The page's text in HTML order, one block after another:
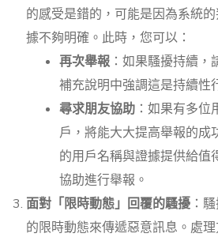
的感受是錯的，可能是因為系統
據不夠明確。此時，您可以：
再次舉報 ：如果騷擾持續
補充說明中強調這是持續性
尋求朋友協助 ：如果有多
戶，將能大大提高舉報的成
的用戶名稱與證據提供給值
協助進行舉報。
面對「限時動態」回覆的騷擾 ：
的限時動態來傳遞惡意訊息。處理